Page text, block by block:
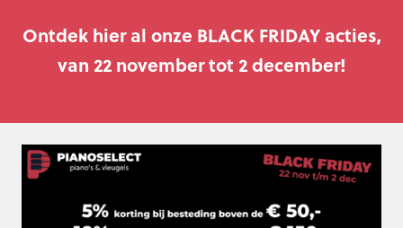
Ontdek hier al onze BLACK FRIDAY acties,
van 22 november tot 2 december!